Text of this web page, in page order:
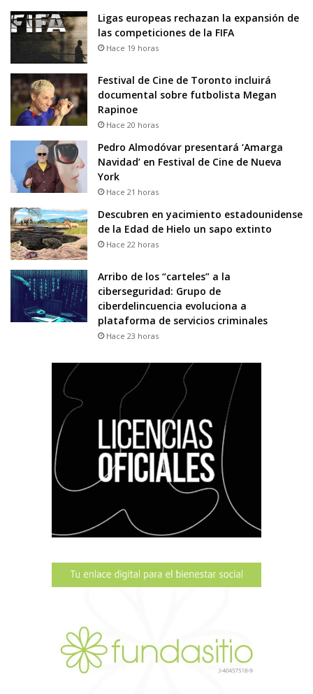
Ligas europeas rechazan la expansión de
las competiciones de la FIFA
Hace 19 horas
Festival de Cine de Toronto incluirá
documental sobre futbolista Megan
Rapinoe
Hace 20 horas
Pedro Almodóvar presentará ‘Amarga
Navidad’ en Festival de Cine de Nueva
York
Hace 21 horas
Descubren en yacimiento estadounidense
de la Edad de Hielo un sapo extinto
Hace 22 horas
Arribo de los “carteles” a la
ciberseguridad: Grupo de
ciberdelincuencia evoluciona a
plataforma de servicios criminales
Hace 23 horas